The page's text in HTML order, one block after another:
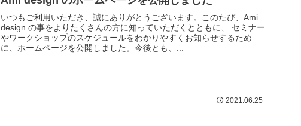
いつもご利用いただき、誠にありがとうございます。このたび、Ami
design の事をよりたくさんの方に知っていただくとともに、 セミナー
やワークショップのスケジュールをわかりやすくお知らせするため
に、ホームページを公開しました。今後とも、...
2021.06.25